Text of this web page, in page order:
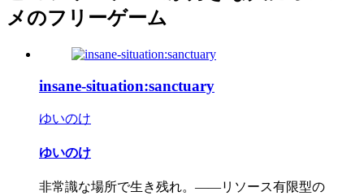
メのフリーゲーム
insane-situation:sanctuary
ゆいのけ
ゆいのけ
非常識な場所で生き残れ。――リソース有限型の